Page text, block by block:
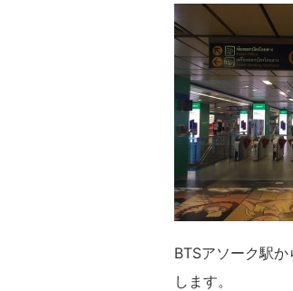
BTSアソーク駅
します。